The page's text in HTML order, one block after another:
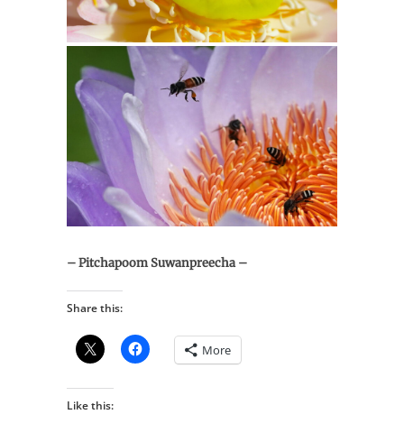
– Pitchapoom Suwanpreecha –
Share this:
More
Like this: